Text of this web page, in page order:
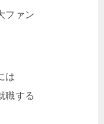
ファン
は
職する